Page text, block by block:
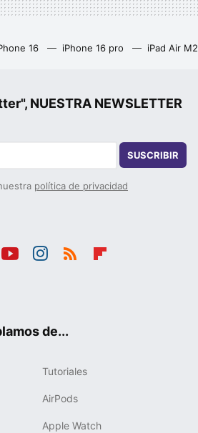
16 iPhone 16 pro iPad Air
NUESTRA NEWSLETTER
SUSCRIBIR
política de privacidad
de...
Tutoriales
AirPods
Apple Watch